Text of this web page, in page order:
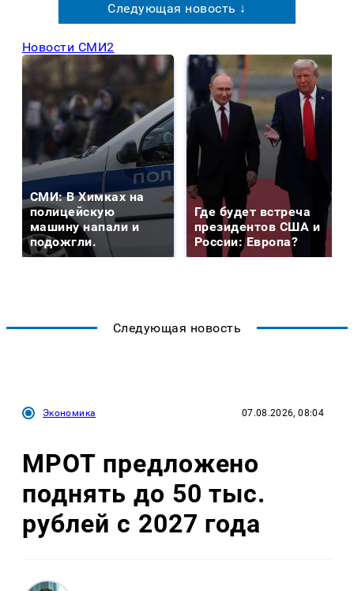
Следующая новость ↓
Новости СМИ2
СМИ: В Химках на
полицейскую
машину напали и
подожгли.
Где будет встреча
президентов США и
России: Европа?
Следующая новость
Экономика 07.08.2026, 08:04
МРОТ предложено
поднять до 50 тыс.
рублей с 2027 года